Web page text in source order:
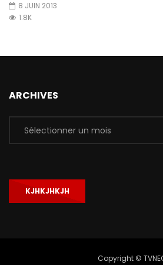
8 JUIN 2013
1.8K
ARCHIVES
Archives
KJHKJHKJH
Copyright ©